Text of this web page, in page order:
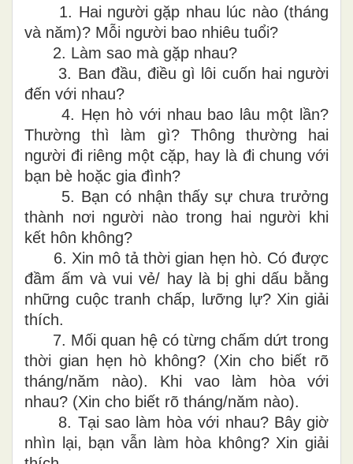
1. Hai người gặp nhau lúc nào (tháng
và năm)? Mỗi người bao nhiêu tuổi?
2. Làm sao mà gặp nhau?
3. Ban đầu, điều gì lôi cuốn hai người
đến với nhau?
4. Hẹn hò với nhau bao lâu một lần?
Thường thì làm gì? Thông thường hai
người đi riêng một cặp, hay là đi chung với
bạn bè hoặc gia đình?
5. Bạn có nhận thấy sự chưa trưởng
thành nơi người nào trong hai người khi
kết hôn không?
6. Xin mô tả thời gian hẹn hò. Có được
đầm ấm và vui vẻ/ hay là bị ghi dấu bằng
những cuộc tranh chấp, lưỡng lự? Xin giải
thích.
7. Mối quan hệ có từng chấm dứt trong
thời gian hẹn hò không? (Xin cho biết rõ
tháng/năm nào). Khi vao làm hòa với
nhau? (Xin cho biết rõ tháng/năm nào).
8. Tại sao làm hòa với nhau? Bây giờ
nhìn lại, bạn vẫn làm hòa không? Xin giải